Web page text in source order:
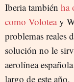
Iberia también ha
como Voloteay
problemas reales
solución no le
aerolínea
largo de este año.